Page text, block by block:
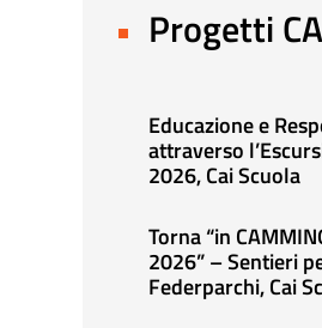
Progetti
Educazione e
attraverso
2026, Cai Scuola
Torna “in
2026” – Sentieri
Federparchi, Cai